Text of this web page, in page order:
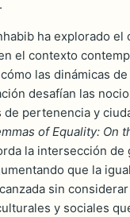
ha explorado el
el contexto
las dinámicas
desafían las
pertenencia y
of Equality: On
la intersección de
que la
sin considerar
y sociales